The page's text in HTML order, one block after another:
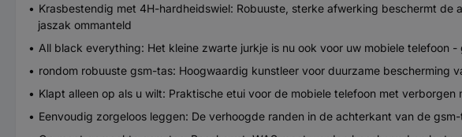
Krasbestendig met 4H-hardheidswiel: Robuuste, sterke afwerking beschermt
jaszak ommanteld
All black everything: Het kleine zwarte jurkje is nu ook voor uw mobiele
rondom robuuste gsm-tas: Hoogwaardig kunstleer voor duurzame bescherming
Klapt alleen op als u wilt: Praktische etui voor de mobiele telefoon met verborgen
Eenvoudig zorgeloos leggen: De verhoogde randen in de achterkant van de